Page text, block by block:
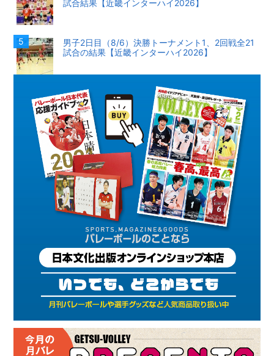
試合結果【近畿インターハイ2026】
男子2日目（8/6）決勝トーナメント1、2回戦全21
試合の結果【近畿インターハイ2026】